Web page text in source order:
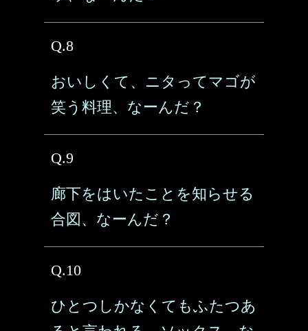
Q.8
おいしくて、ニタってマゴが
笑う料理、なーんだ？
Q.9
廊下をはいたことを知らせる
合図、なーんだ？
Q.10
ひとつしかなくてもふたつあ